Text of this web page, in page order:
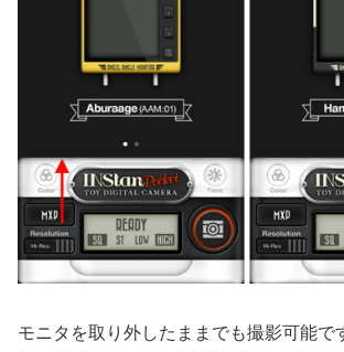
モニタを取り外したままでも撮影可能で